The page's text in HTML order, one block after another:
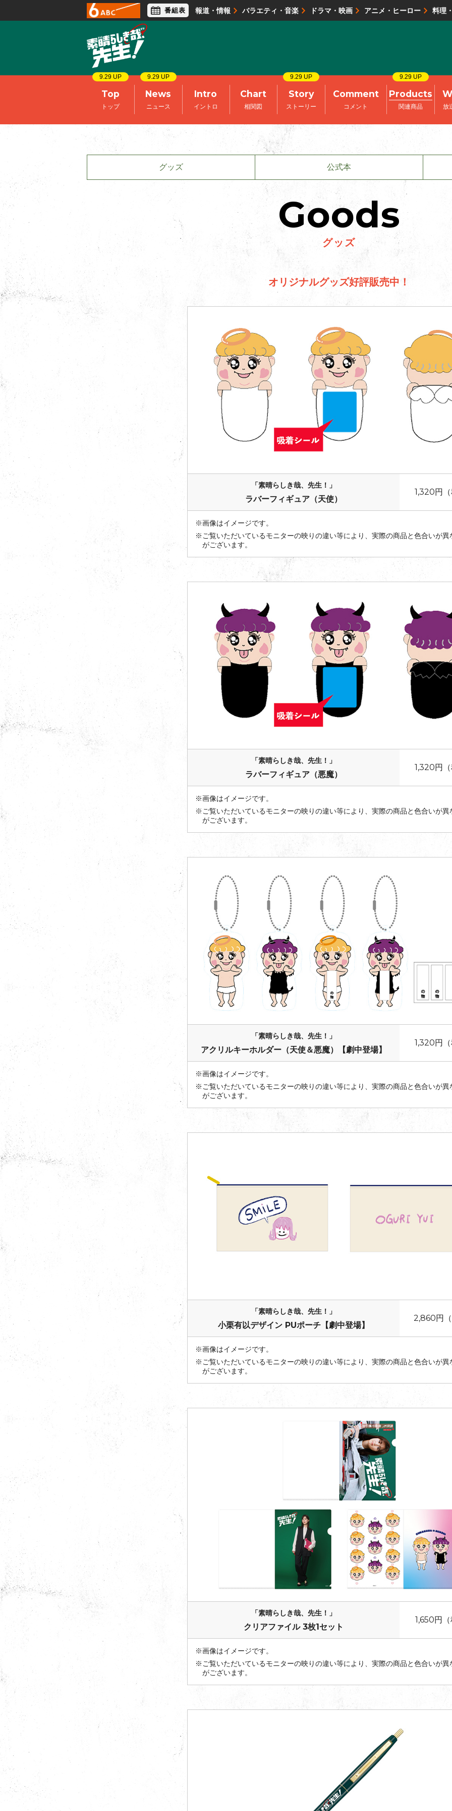
報道・情報 バラエティ・音楽 ドラマ・映画 アニメ・ヒーロー 料理
アナウンサー
番組表
Top
トップ
9.29 UP
News
ニュース
9.29 UP
Intro
イントロ
Chart
相関図
Story
ストーリー
9.29 UP
Comment
コメント
Products
関連商品
9.29 UP
放
グッズ 公式本
Goods
グッズ
オリジナルグッズ好評販売中！
「素晴らしき哉、先生！」
ラバーフィギュア（天使）
1,320円
※画像はイメージです。
※ご覧いただいているモニターの映りの違い等により、実際の商品と色合いが異
がございます。
「素晴らしき哉、先生！」
ラバーフィギュア（悪魔）
1,320円
※画像はイメージです。
※ご覧いただいているモニターの映りの違い等により、実際の商品と色合いが異
がございます。
「素晴らしき哉、先生！」
アクリルキーホルダー（天使＆悪魔）【劇中登場】
1,320円
※画像はイメージです。
※ご覧いただいているモニターの映りの違い等により、実際の商品と色合いが異
がございます。
「素晴らしき哉、先生！」
小栗有以デザイン PUポーチ【劇中登場】
2,860円
※画像はイメージです。
※ご覧いただいているモニターの映りの違い等により、実際の商品と色合いが異
がございます。
「素晴らしき哉、先生！」
クリアファイル 3枚1セット
1,650円
※画像はイメージです。
※ご覧いただいているモニターの映りの違い等により、実際の商品と色合いが異
がございます。